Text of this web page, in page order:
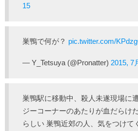
15
巣鴨で何が？ pic.twitter.com/
— Y_Tetsuya (@Pronatter) 2015, 7
巣鴨駅に移動中、殺人未遂現場に
ジーコーナーのあたりが血だらけ
らしい 巣鴨近郊の人、気をつけて